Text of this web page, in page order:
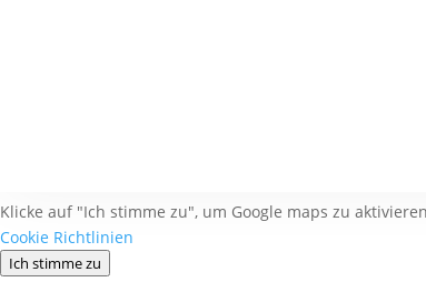
Klicke auf "Ich stimme zu", um Google maps zu
Cookie Richtlinien
Ich stimme zu